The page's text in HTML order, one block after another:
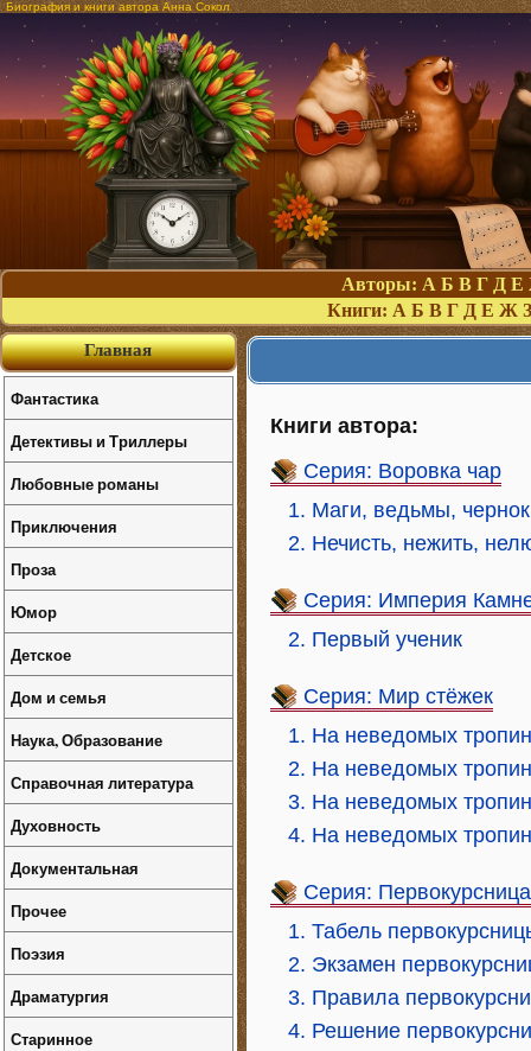
Биография и книги автора Анна Сокол
Авторы: А Б В Г Д Е
Книги: А Б В Г Д Е Ж З
Книги автора:
Серия: Воровка чар
1. Маги, ведьмы,
2. Нечисть, нежить,
Серия: Империя
2. Первый ученик
Серия: Мир стёжек
1. На неведомых
2. На неведомых
3. На неведомых
4. На неведомых
Серия: Первокурсница
1. Табель
2. Экзамен
3. Правила
4. Решение
Главная
Фантастика
Детективы и Триллеры
Любовные романы
Приключения
Проза
Юмор
Детское
Дом и семья
Наука, Образование
Справочная литература
Духовность
Документальная
Прочее
Поэзия
Драматургия
Старинное